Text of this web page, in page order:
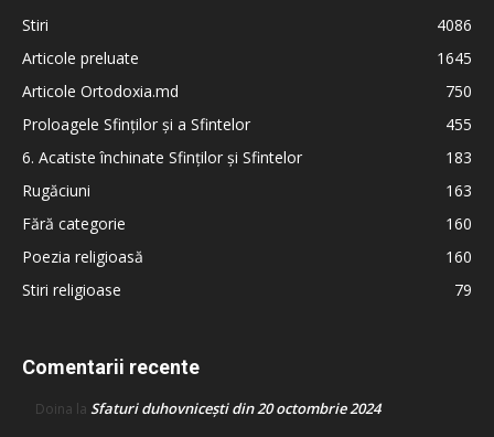
Stiri
4086
Articole preluate
1645
Articole Ortodoxia.md
750
Proloagele Sfinților și a Sfintelor
455
6. Acatiste închinate Sfinților și Sfintelor
183
Rugăciuni
163
Fără categorie
160
Poezia religioasă
160
Stiri religioase
79
Comentarii recente
Doina la Sfaturi duhovnicești din 20 octombrie 2024